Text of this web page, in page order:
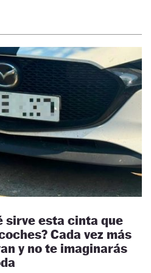
sirve esta cinta que
Cada vez más
y no te imaginarás